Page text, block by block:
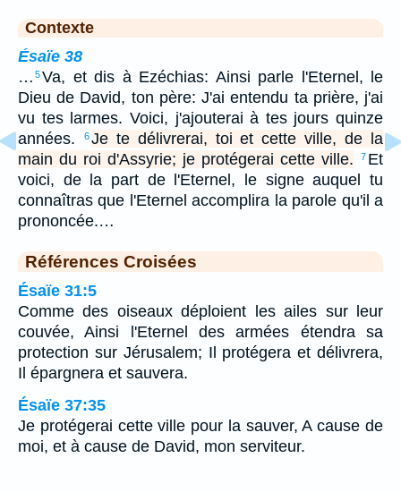
Contexte
Ésaïe 38
… 5Va, et dis à Ezéchias: Ainsi parle l'Eternel, le
Dieu de David, ton père: J'ai entendu ta prière, j'ai
vu tes larmes. Voici, j'ajouterai à tes jours quinze
années.
6Je te délivrerai, toi et cette ville, de la
main du roi d'Assyrie; je protégerai cette ville.
7 Et
voici, de la part de l'Eternel, le signe auquel tu
connaîtras que l'Eternel accomplira la parole qu'il a
prononcée.…
Références Croisées
Ésaïe 31:5
Comme des oiseaux déploient les ailes sur leur
couvée, Ainsi l'Eternel des armées étendra sa
protection sur Jérusalem; Il protégera et délivrera,
Il épargnera et sauvera.
Ésaïe 37:35
Je protégerai cette ville pour la sauver, A cause de
moi, et à cause de David, mon serviteur.